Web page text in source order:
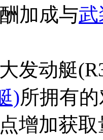
加成与
发动艇
)所拥有
增加获